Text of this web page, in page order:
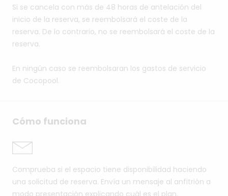
Si se cancela con más de 48 horas de antelación del
inicio de la reserva, se reembolsará el coste de la
reserva. De lo contrario, no se reembolsará el coste de la
reserva.
En ningún caso se reembolsaran los gastos de servicio
de Cocopool.
Cómo funciona
Comprueba si el espacio tiene disponibilidad haciendo
una solicitud de reserva. Envía un mensaje al anfitrión a
modo presentación explicando cuál es el plan.